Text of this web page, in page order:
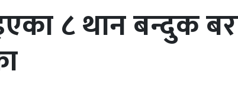
८ थान बन्दुक